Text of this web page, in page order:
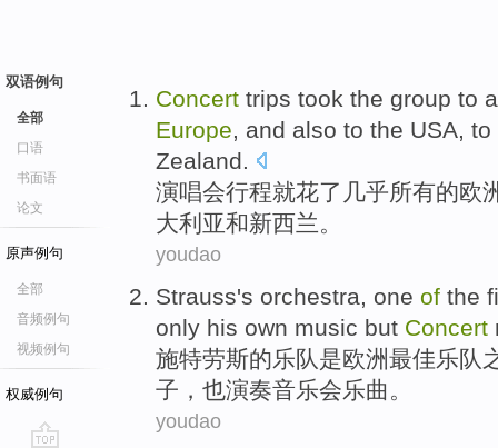
双语例句
全部
口语
书面语
论文
原声例句
全部
音频例句
视频例句
权威例句
Concert trips took the group to
Europe, and also to the USA, to
Zealand.
演唱会行程就花了 几乎所有的欧
大利亚和新西兰。
youdao
Strauss's orchestra, one of the
only his own music but Concert
施特劳斯的乐队是欧洲最佳乐队
子 ， 也演奏音乐会乐曲 。
youdao